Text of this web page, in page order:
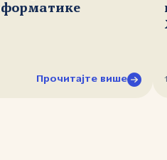
Прочитајте више